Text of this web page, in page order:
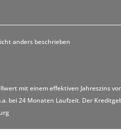
anders beschrieben
mit einem effektiven Jahreszins
bei 24 Monaten Laufzeit. Der